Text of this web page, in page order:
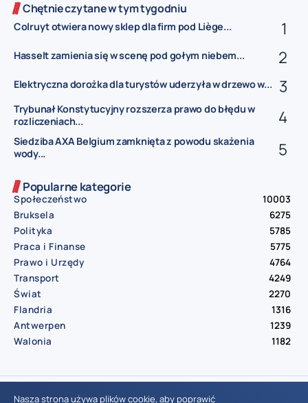
Chętnie czytane w tym tygodniu
Colruyt otwiera nowy sklep dla firm pod Liège...
Hasselt zamienia się w scenę pod gołym niebem...
Elektryczna dorożka dla turystów uderzyła w drzewo w...
Trybunał Konstytucyjny rozszerza prawo do błędu w
rozliczeniach...
Siedziba AXA Belgium zamknięta z powodu skażenia
wody...
Popularne kategorie
Społeczeństwo
10003
Bruksela
6275
Polityka
5785
Praca i Finanse
5775
Prawo i Urzędy
4764
Transport
4249
Świat
2270
Flandria
1316
Antwerpen
1239
Walonia
1182
© Aktualnosci.be – All Right Reserved 2016-2026
Nasza strona używa plików cookie, aby poprawić